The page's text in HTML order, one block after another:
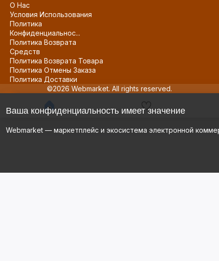
О Нас
Условия Использования
Политика
Конфиденциальнос...
Политика Возврата
Средств
Политика Возврата Товара
Политика Отмены Заказа
Политика Доставки
©2026 Webmarket. All rights reserved.
Ваша конфиденциальность имеет значение
Webmarket — маркетплейс и экосистема электронной